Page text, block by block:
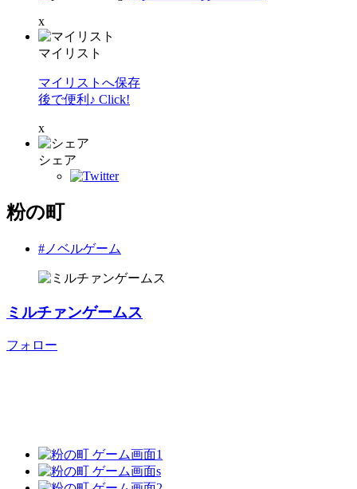
x
マイリスト
マイリストへ保存
後で便利♪ Click!
x
シェア
粉の町
#ノベルゲーム
ミルチァンゲームス
フォロー